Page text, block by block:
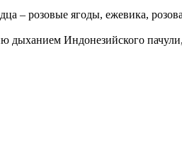
– розовые ягоды, ежевика,
Индонезийского